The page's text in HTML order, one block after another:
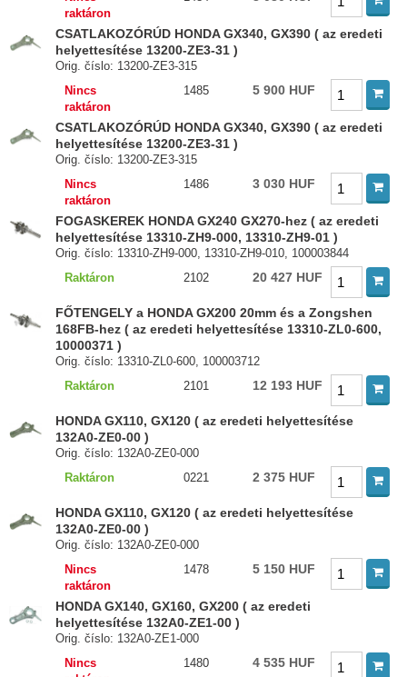
raktáron
CSATLAKOZÓRÚD HONDA GX340, GX390 ( az eredeti
helyettesítése 13200-ZE3-31 )
Orig. číslo: 13200-ZE3-315
Nincs
raktáron
1485 5 900 HUF
CSATLAKOZÓRÚD HONDA GX340, GX390 ( az eredeti
helyettesítése 13200-ZE3-31 )
Orig. číslo: 13200-ZE3-315
Nincs
raktáron
1486 3 030 HUF
FOGASKEREK HONDA GX240 GX270-hez ( az eredeti
helyettesítése 13310-ZH9-000, 13310-ZH9-01 )
Orig. číslo: 13310-ZH9-000, 13310-ZH9-010, 100003844
Raktáron
2102 20 427 HUF
FŐTENGELY a HONDA GX200 20mm és a Zongshen
168FB-hez ( az eredeti helyettesítése 13310-ZL0-600,
10000371 )
Orig. číslo: 13310-ZL0-600, 100003712
Raktáron
2101 12 193 HUF
HONDA GX110, GX120 ( az eredeti helyettesítése
132A0-ZE0-00 )
Orig. číslo: 132A0-ZE0-000
Raktáron
0221 2 375 HUF
HONDA GX110, GX120 ( az eredeti helyettesítése
132A0-ZE0-00 )
Orig. číslo: 132A0-ZE0-000
Nincs
raktáron
1478 5 150 HUF
HONDA GX140, GX160, GX200 ( az eredeti
helyettesítése 132A0-ZE1-00 )
Orig. číslo: 132A0-ZE1-000
Nincs
1480 4 535 HUF